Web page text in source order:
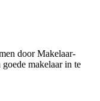
door Makelaar-
goede makelaar in te